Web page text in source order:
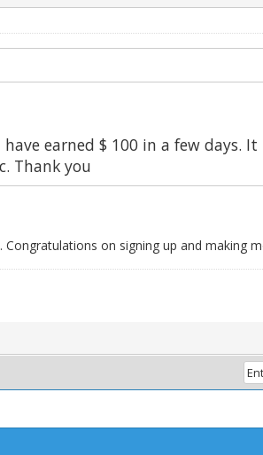
earned $ 100 in a few days.
Thank you
on signing up and making